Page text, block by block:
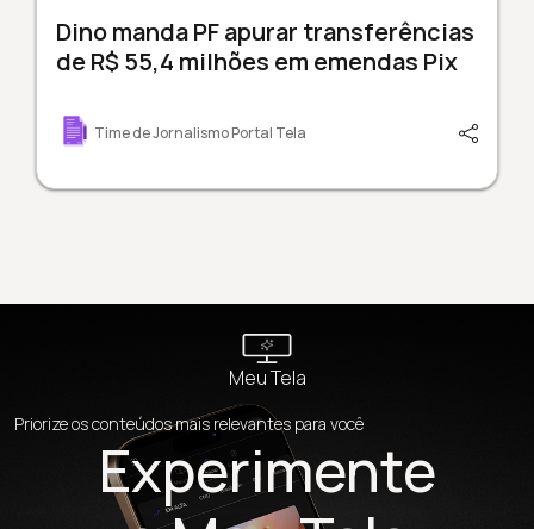
Dino manda PF apurar transferências
de R$ 55,4 milhões em emendas Pix
Time de Jornalismo Portal Tela
Meu Tela
Priorize os conteúdos mais relevantes para você
Experimente